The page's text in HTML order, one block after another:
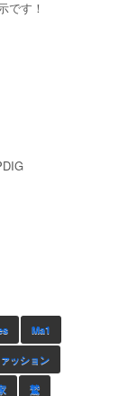
です！
Ma1
ッション
鷲